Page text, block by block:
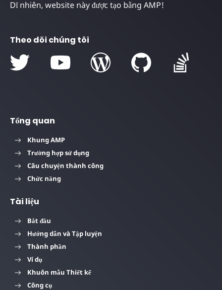
Dĩ nhiên, website này được tạo bằng AMP!
Theo dõi chúng tôi
Tổng quan
Khung AMP
Trường hợp sử dụng
Câu chuyện thành công
Chức năng
Tài liệu
Bắt đầu
Hướng dẫn và Tập luyện
Thành phần
Ví dụ
Khuôn mẫu Thiết kế
Công cụ